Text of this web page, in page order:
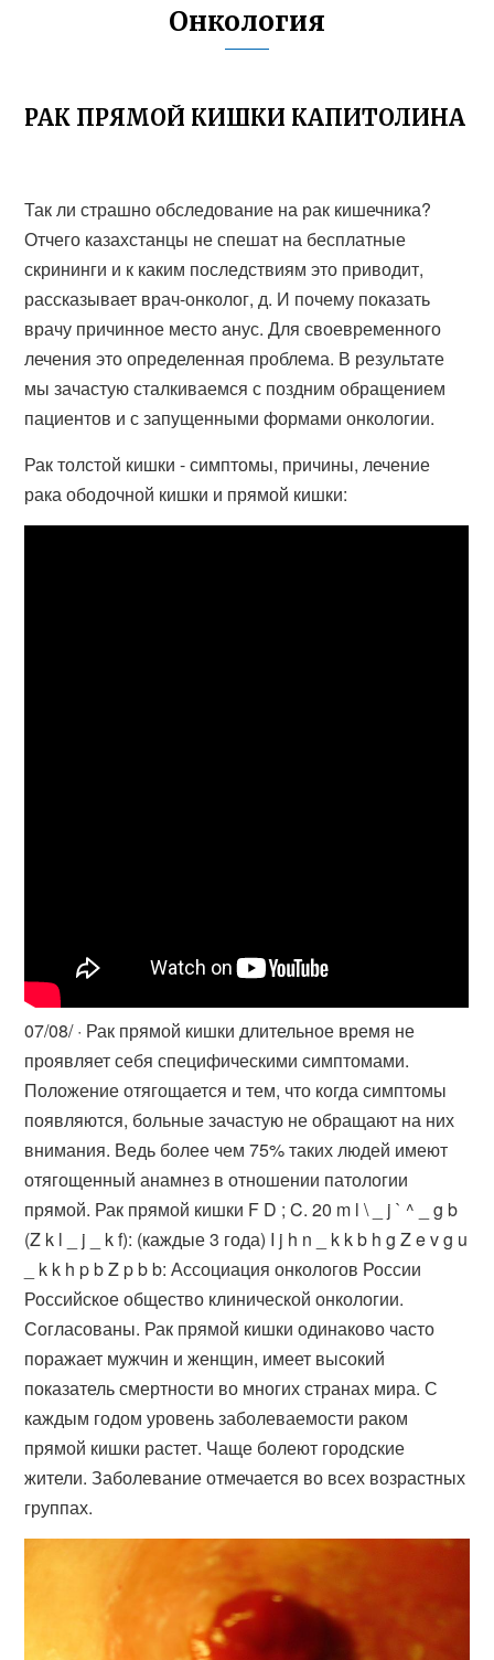
Онкология
РАК ПРЯМОЙ КИШКИ КАПИТОЛИНА
Так ли страшно обследование на рак кишечника?
Отчего казахстанцы не спешат на бесплатные
скрининги и к каким последствиям это приводит,
рассказывает врач-онколог, д. И почему показать
врачу причинное место анус. Для своевременного
лечения это определенная проблема. В результате
мы зачастую сталкиваемся с поздним обращением
пациентов и с запущенными формами онкологии.
Рак толстой кишки - симптомы, причины, лечение
рака ободочной кишки и прямой кишки:
07/08/ · Рак прямой кишки длительное время не
проявляет себя специфическими симптомами.
Положение отягощается и тем, что когда симптомы
появляются, больные зачастую не обращают на них
внимания. Ведь более чем 75% таких людей имеют
отягощенный анамнез в отношении патологии
прямой. Рак прямой кишки F D ; C. 20 m l \ _ j ` ^ _ g b
(Z k l _ j _ k f): (каждые 3 года) I j h n _ k k b h g Z e v g u
_ k k h p b Z p b b: Ассоциация онкологов России
Российское общество клинической онкологии.
Согласованы. Рак прямой кишки одинаково часто
поражает мужчин и женщин, имеет высокий
показатель смертности во многих странах мира. С
каждым годом уровень заболеваемости раком
прямой кишки растет. Чаще болеют городские
жители. Заболевание отмечается во всех возрастных
группах.